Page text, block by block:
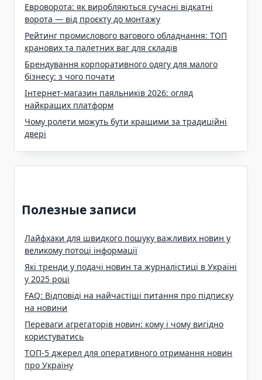
Евроворота: як виробляються сучасні відкатні
ворота — від проєкту до монтажу
Рейтинг промислового вагового обладнання: ТОП
кранових та палетних ваг для складів
Брендування корпоративного одягу для малого
бізнесу: з чого почати
Інтернет-магазин паяльників 2026: огляд
найкращих платформ
Чому ролети можуть бути кращими за традиційні
двері
Полезные записи
Лайфхаки для швидкого пошуку важливих новин у
великому потоці інформації
Які тренди у подачі новин та журналістиці в Україні
у 2025 році
FAQ: Відповіді на найчастіші питання про підписку
на новини
Переваги агрегаторів новин: кому і чому вигідно
користуватись
ТОП-5 джерел для оперативного отримання новин
про Україну